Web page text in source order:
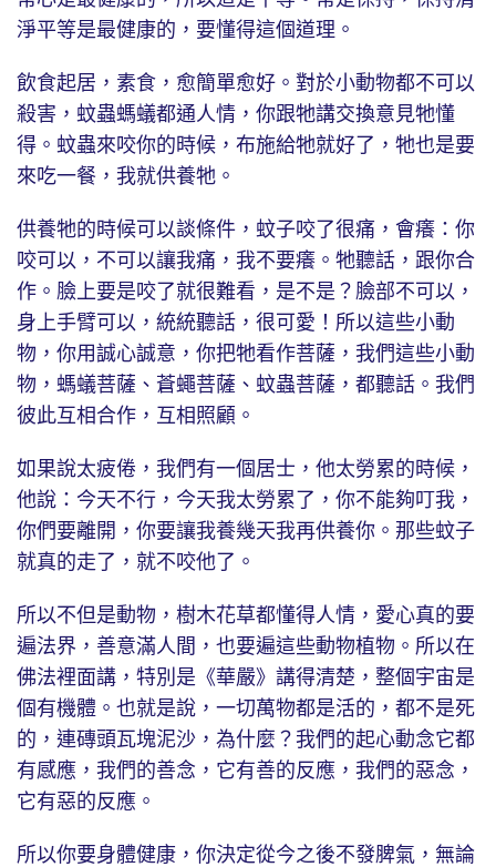
淨平等是最健康的，要懂得這個道理。
飲食起居，素食，愈簡單愈好。對於小動物都不可以
殺害，蚊蟲螞蟻都通人情，你跟牠講交換意見牠懂
得。蚊蟲來咬你的時候，布施給牠就好了，牠也是要
來吃一餐，我就供養牠。
供養牠的時候可以談條件，蚊子咬了很痛，會癢：你
咬可以，不可以讓我痛，我不要癢。牠聽話，跟你合
作。臉上要是咬了就很難看，是不是？臉部不可以，
身上手臂可以，統統聽話，很可愛！所以這些小動
物，你用誠心誠意，你把牠看作菩薩，我們這些小動
物，螞蟻菩薩、蒼蠅菩薩、蚊蟲菩薩，都聽話。我們
彼此互相合作，互相照顧。
如果說太疲倦，我們有一個居士，他太勞累的時候，
他說：今天不行，今天我太勞累了，你不能夠叮我，
你們要離開，你要讓我養幾天我再供養你。那些蚊子
就真的走了，就不咬他了。
所以不但是動物，樹木花草都懂得人情，愛心真的要
遍法界，善意滿人間，也要遍這些動物植物。所以在
佛法裡面講，特別是《華嚴》講得清楚，整個宇宙是
個有機體。也就是說，一切萬物都是活的，都不是死
的，連磚頭瓦塊泥沙，為什麼？我們的起心動念它都
有感應，我們的善念，它有善的反應，我們的惡念，
它有惡的反應。
所以你要身體健康，你決定從今之後不發脾氣，無論